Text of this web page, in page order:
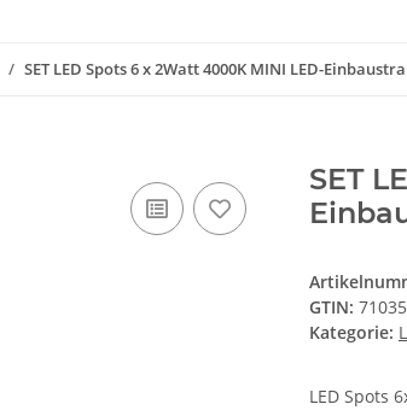
SET LED Spots 6 x 2Watt 4000K MINI LED-
SET
GTIN:
Kategorie:
LED Spots